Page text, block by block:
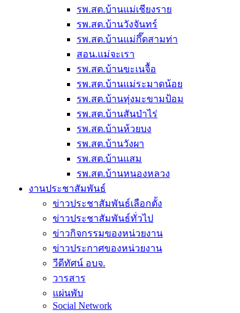
รพ.สต.บ้านแม่เชียงราย
รพ.สต.บ้านวังจันทร์
รพ.สต.บ้านแม่กึ๊ดสามท่า
สอน.แม่จะเรา
รพ.สต.บ้านขะเนจื้อ
รพ.สต.บ้านแม่ระมาดน้อย
รพ.สต.บ้านทุ่งมะขามป้อม
รพ.สต.บ้านสันป่าไร่
รพ.สต.บ้านห้วยบง
รพ.สต.บ้านวังผา
รพ.สต.บ้านแสม
รพ.สต.บ้านหนองหลวง
งานประชาสัมพันธ์
ข่าวประชาสัมพันธ์เลือกตั้ง
ข่าวประชาสัมพันธ์ทั่วไป
ข่าวกิจกรรมของหน่วยงาน
ข่าวประกาศของหน่วยงาน
วีดีทัศน์ อบจ.
วารสาร
แผ่นพับ
Social Network